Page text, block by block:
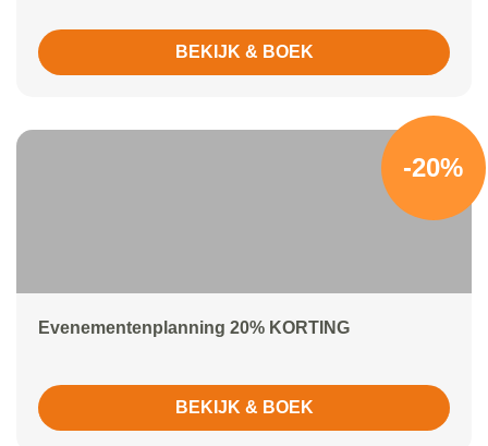
BEKIJK & BOEK
-20%
Evenementenplanning 20% KORTING
BEKIJK & BOEK